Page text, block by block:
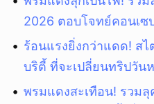
2026 ตอบโจทย์คอนเซ
ร้อนแรงยิ่งกว่าแดด! สไ
บริตี้ ที่จะเปลี่ยนทริปวัน
พรมแดงสะเทือน! รวม